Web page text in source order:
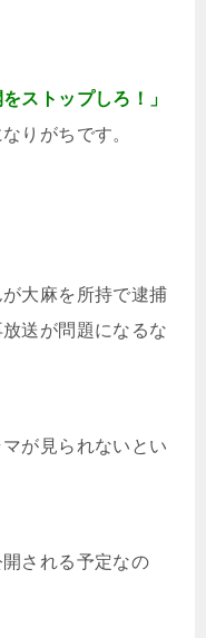
をストップしろ！」
りがちです。
大麻を所持で逮捕
送が問題になるな
が見られないとい
される予定なの